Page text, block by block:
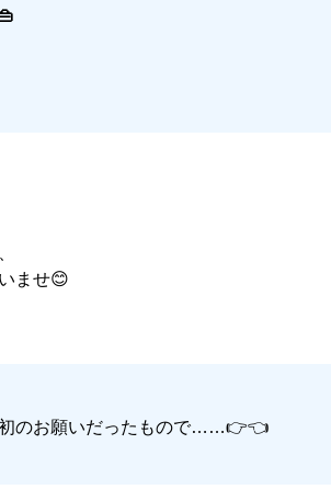
ませ😊
初のお願いだったもので……👉👈